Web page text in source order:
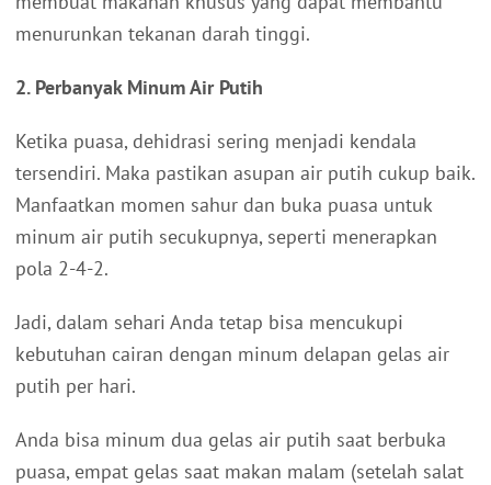
menurunkan tekanan darah tinggi.
2. Perbanyak Minum Air Putih
Ketika puasa, dehidrasi sering menjadi kendala
tersendiri. Maka pastikan asupan air putih cukup baik.
Manfaatkan momen sahur dan buka puasa untuk
minum air putih secukupnya, seperti menerapkan
pola 2-4-2.
Jadi, dalam sehari Anda tetap bisa mencukupi
kebutuhan cairan dengan minum delapan gelas air
putih per hari.
Anda bisa minum dua gelas air putih saat berbuka
puasa, empat gelas saat makan malam (setelah salat